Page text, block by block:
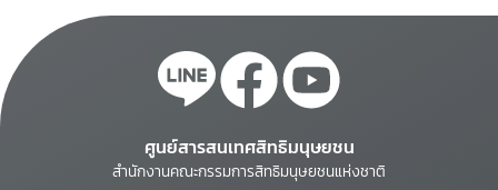
ศูนย์สารสนเทศสิทธิมนุษยชน
สำนักงานคณะกรรมการสิทธิมนุษยชนแห่งชาติ